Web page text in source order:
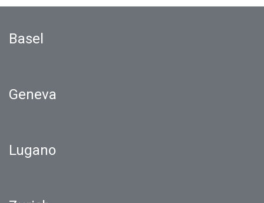
Basel
Geneva
Lugano